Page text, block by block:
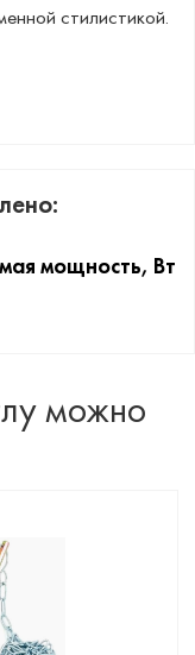
стилистикой.
мощность, Вт
можно